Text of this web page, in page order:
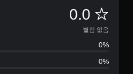
0.0 별
점
없
음
별점 없음
0%
0%